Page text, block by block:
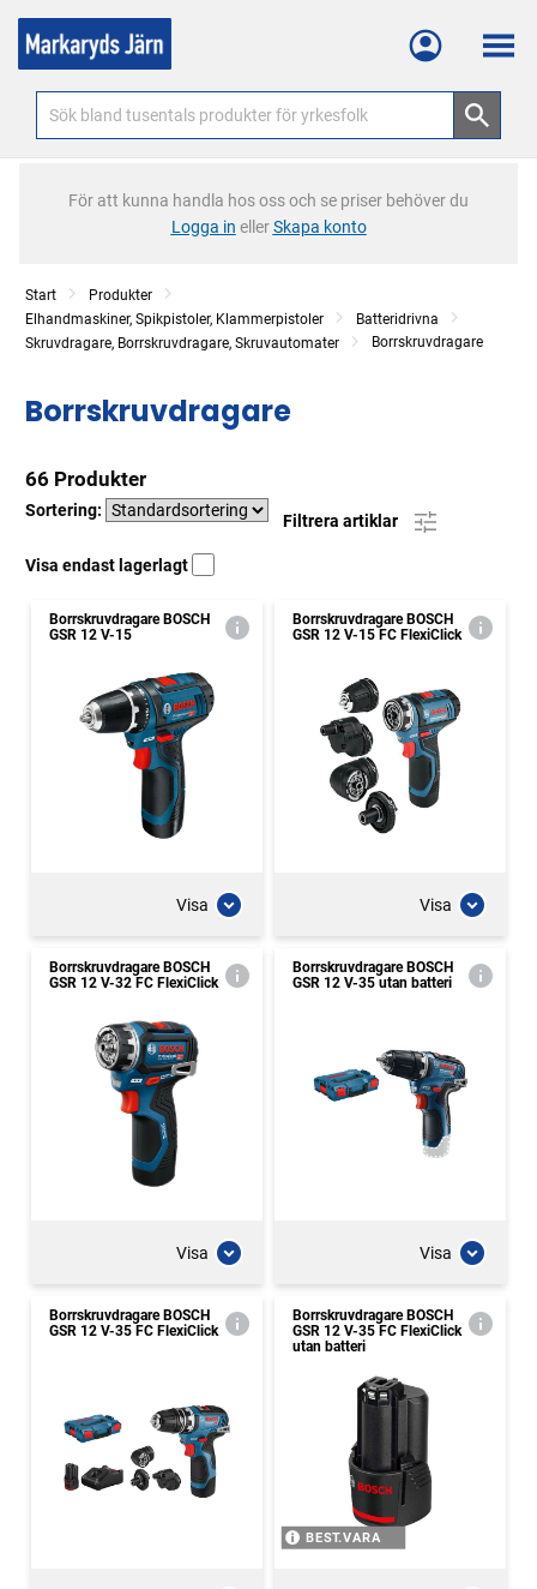
Meny
För att kunna handla hos oss och se priser behöver du
Logga in ellerSkapa konto
Start
Produkter
Elhandmaskiner, Spikpistoler, Klammerpistoler
Batteridrivna
Skruvdragare, Borrskruvdragare, Skruvautomater
Borrskruvdragare
Borrskruvdragare
66 Produkter
Sortering:
Filtrera artiklar
Visa endast lagerlagt
Borrskruvdragare BOSCH
GSR 12 V-15
Visa
Borrskruvdragare BOSCH
GSR 12 V-15 FC FlexiClick
Visa
Borrskruvdragare BOSCH
GSR 12 V-32 FC FlexiClick
Visa
Borrskruvdragare BOSCH
GSR 12 V-35 utan batteri
Visa
Borrskruvdragare BOSCH
GSR 12 V-35 FC FlexiClick
Borrskruvdragare BOSCH
GSR 12 V-35 FC FlexiClick
utan batteri
BEST.VARA